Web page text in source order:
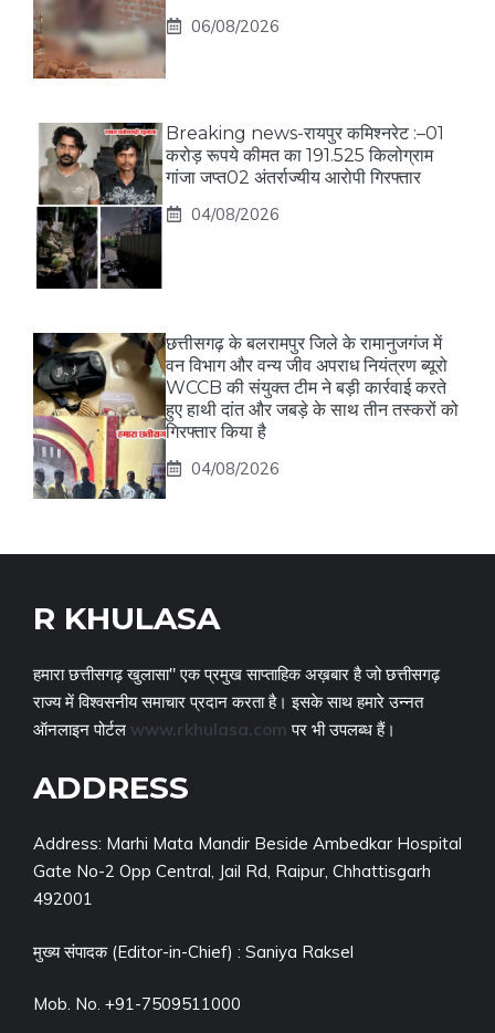
06/08/2026
Breaking news-रायपुर कमिश्नरेट :–01
करोड़ रूपये कीमत का 191.525 किलोग्राम
गांजा जप्त02 अंतर्राज्यीय आरोपी गिरफ्तार
04/08/2026
छत्तीसगढ़ के बलरामपुर जिले के रामानुजगंज में
वन विभाग और वन्य जीव अपराध नियंत्रण ब्यूरो
WCCB की संयुक्त टीम ने बड़ी कार्रवाई करते
हुए हाथी दांत और जबड़े के साथ तीन तस्करों को
गिरफ्तार किया है
04/08/2026
R KHULASA
हमारा छत्तीसगढ़ खुलासा" एक प्रमुख साप्ताहिक अख़बार है जो छत्तीसगढ़
राज्य में विश्वसनीय समाचार प्रदान करता है। इसके साथ हमारे उन्नत
ऑनलाइन पोर्टल www.rkhulasa.com पर भी उपलब्ध हैं।
ADDRESS
Address: Marhi Mata Mandir Beside Ambedkar Hospital
Gate No-2 Opp Central, Jail Rd, Raipur, Chhattisgarh
492001
मुख्य संपादक (Editor-in-Chief) : Saniya Raksel
Mob. No. +91-7509511000